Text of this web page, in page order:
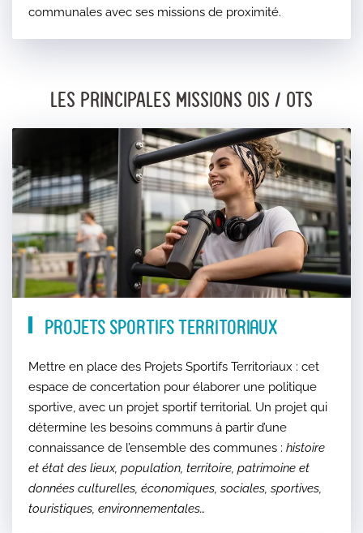
communales avec ses missions de proximité.
LES PRINCIPALES MISSIONS OIS / OTS
Projets Sportifs Territoriaux
Mettre en place des Projets Sportifs Territoriaux : cet
espace de concertation pour élaborer une politique
sportive, avec un projet sportif territorial. Un projet qui
détermine les besoins communs à partir d’une
connaissance de l’ensemble des communes : histoire
et état des lieux, population, territoire, patrimoine et
données culturelles, économiques, sociales, sportives,
touristiques, environnementales…